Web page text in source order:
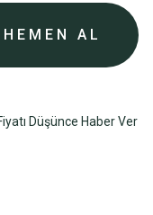
HEMEN AL
Düşünce Haber Ver